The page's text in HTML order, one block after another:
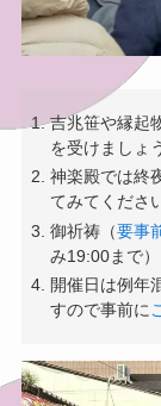
吉兆笹や縁起
を受けましょ
神楽殿では終
てみてくださ
御祈祷（要事
み19:00まで）
開催日は例年
すので事前に